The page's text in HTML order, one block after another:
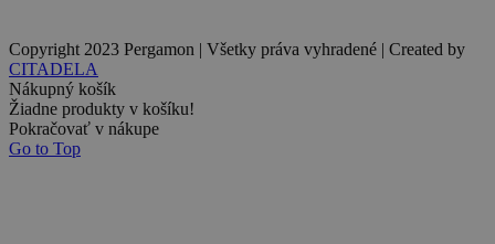
Copyright 2023 Pergamon | Všetky práva vyhradené | Created by
CITADELA
Nákupný košík
Žiadne produkty v košíku!
Pokračovať v nákupe
Go to Top